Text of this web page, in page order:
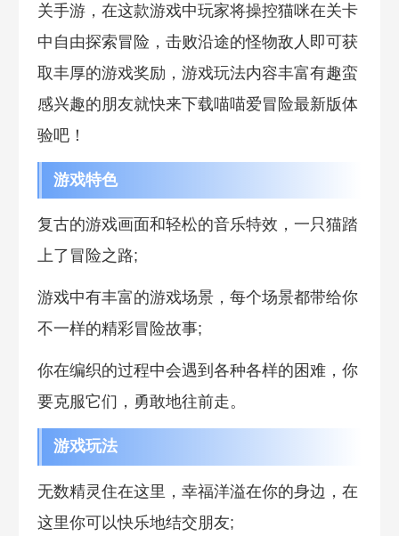
关手游，在这款游戏中玩家将操控猫咪在关卡
中自由探索冒险，击败沿途的怪物敌人即可获
取丰厚的游戏奖励，游戏玩法内容丰富有趣蛮
感兴趣的朋友就快来下载喵喵爱冒险最新版体
验吧！
游戏特色
复古的游戏画面和轻松的音乐特效，一只猫踏
上了冒险之路;
游戏中有丰富的游戏场景，每个场景都带给你
不一样的精彩冒险故事;
你在编织的过程中会遇到各种各样的困难，你
要克服它们，勇敢地往前走。
游戏玩法
无数精灵住在这里，幸福洋溢在你的身边，在
这里你可以快乐地结交朋友;